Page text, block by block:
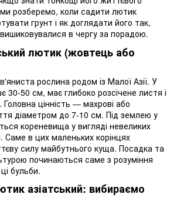
ми розберемо, коли садити лютик
грунт і як доглядати його так,
в чергу за порадою.
лютик (жовтець або
рослина родом із Малої Азії. У
30-50 см, має глибоко розсічене листя і
Головна цінність — махрові або
діаметром до 7-10 см. Під землею у
кореневища у вигляді невеликих
Саме в цих маленьких корінцях
силу майбутнього куща. Посадка та
починаються саме з розуміння
бульби.
азіатський: вибираємо